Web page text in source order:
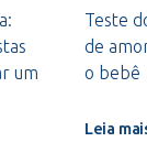
um
Teste
de
o bebê
Leia